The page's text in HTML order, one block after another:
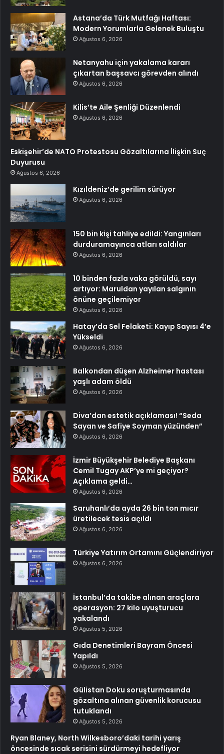
Astana’da Türk Mutfağı Haftası:
Modern Yorumlarla Gelenek Buluştu
Ağustos 6, 2026
Netanyahu için yakalama kararı
çıkartan başsavcı görevden alındı
Ağustos 6, 2026
Kilis’te Aile Şenliği Düzenlendi
Ağustos 6, 2026
Eskişehir’de NATO Protestosu Gözaltılarına İlişkin Suç
Duyurusu
Ağustos 6, 2026
Kızıldeniz’de gerilim sürüyor
Ağustos 6, 2026
150 bin kişi tahliye edildi: Yangınları
durduramayınca atları saldılar
Ağustos 6, 2026
10 binden fazla vaka görüldü, sayı
artıyor: Maruldan yayılan salgının
önüne geçilemiyor
Ağustos 6, 2026
Hatay’da Sel Felaketi: Kayıp Sayısı 4’e
Yükseldi
Ağustos 6, 2026
Balkondan düşen Alzheimer hastası
yaşlı adam öldü
Ağustos 6, 2026
Diva’dan estetik açıklaması! “Seda
Sayan ve Safiye Soyman yüzünden”
Ağustos 6, 2026
İzmir Büyükşehir Belediye Başkanı
Cemil Tugay AKP’ye mi geçiyor?
Açıklama geldi…
Ağustos 6, 2026
Saruhanlı’da ayda 26 bin ton mıcır
üretilecek tesis açıldı
Ağustos 6, 2026
Türkiye Yatırım Ortamını Güçlendiriyor
Ağustos 6, 2026
İstanbul’da takibe alınan araçlara
operasyon: 27 kilo uyuşturucu
yakalandı
Ağustos 5, 2026
Gıda Denetimleri Bayram Öncesi
Yapıldı
Ağustos 5, 2026
Gülistan Doku soruşturmasında
gözaltına alınan güvenlik korucusu
tutuklandı
Ağustos 5, 2026
Ryan Blaney, North Wilkesboro’daki tarihi yarış
öncesinde sıcak serisini sürdürmeyi hedefliyor